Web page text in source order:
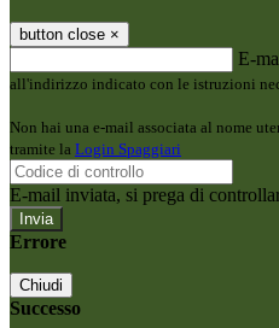
button close ×
E-
all'indirizzo indicato con le istruzioni
Non hai una e-mail associata al nome
tramite la Login Spaggiari
E-mail inviata, si prega di
Errore
Chiudi
Successo